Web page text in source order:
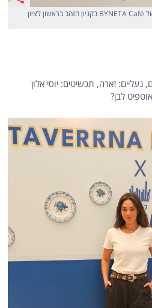
נטע אלחמיסטר בהשקת הפופ-אפ של BYNETA Café בקניון הזהב בראשון לציון
זארה, תכשיטים: יוסי אלון
לבן?